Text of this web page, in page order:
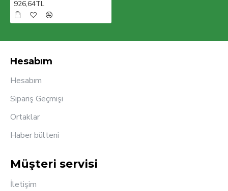
926,64TL
Hesabım
Hesabım
Sipariş Geçmişi
Ortaklar
Haber bülteni
Müşteri servisi
İletişim